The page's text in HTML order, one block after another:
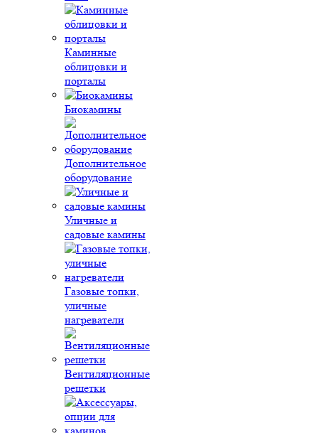
Каминные
облицовки и
порталы
Биокамины
Дополнительное
оборудование
Уличные и
садовые камины
Газовые топки,
уличные
нагреватели
Вентиляционные
решетки